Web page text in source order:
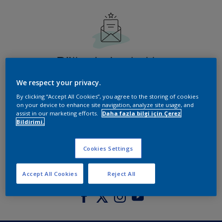
Bültenimize katılın
Yeni aylık bültenimizde dekorasyon trendlerini ve
fikirlerini keşfedin
enter-your-email
Bizi takip edin
We respect your privacy.
By clicking “Accept All Cookies”, you agree to the storing of cookies
on your device to enhance site navigation, analyze site usage, and
assist in our marketing efforts.
Daha fazla bilgi için Çerez
Bildirimi.
Cookies Settings
Reject All
Accept All Cookies